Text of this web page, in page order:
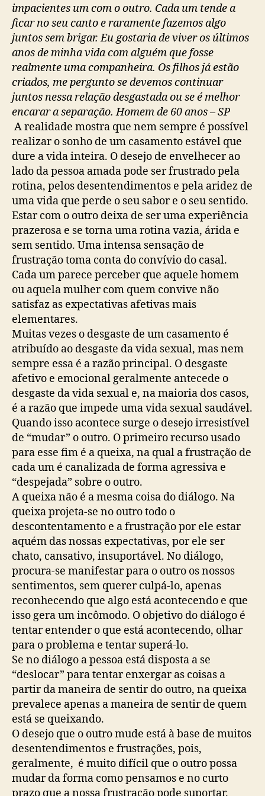
impacientes um com o outro. Cada um tende a
ficar no seu canto e raramente fazemos algo
juntos sem brigar. Eu gostaria de viver os últimos
anos de minha vida com alguém que fosse
realmente uma companheira. Os filhos já estão
criados, me pergunto se devemos continuar
juntos nessa relação desgastada ou se é melhor
encarar a separação. Homem de 60 anos – SP
A realidade mostra que nem sempre é possível
realizar o sonho de um casamento estável que
dure a vida inteira. O desejo de envelhecer ao
lado da pessoa amada pode ser frustrado pela
rotina, pelos desentendimentos e pela aridez de
uma vida que perde o seu sabor e o seu sentido.
Estar com o outro deixa de ser uma experiência
prazerosa e se torna uma rotina vazia, árida e
sem sentido. Uma intensa sensação de
frustração toma conta do convívio do casal.
Cada um parece perceber que aquele homem
ou aquela mulher com quem convive não
satisfaz as expectativas afetivas mais
elementares.
Muitas vezes o desgaste de um casamento é
atribuído ao desgaste da vida sexual, mas nem
sempre essa é a razão principal. O desgaste
afetivo e emocional geralmente antecede o
desgaste da vida sexual e, na maioria dos casos,
é a razão que impede uma vida sexual saudável.
Quando isso acontece surge o desejo irresistível
de “mudar” o outro. O primeiro recurso usado
para esse fim é a queixa, na qual a frustração de
cada um é canalizada de forma agressiva e
“despejada” sobre o outro.
A queixa não é a mesma coisa do diálogo. Na
queixa projeta-se no outro todo o
descontentamento e a frustração por ele estar
aquém das nossas expectativas, por ele ser
chato, cansativo, insuportável. No diálogo,
procura-se manifestar para o outro os nossos
sentimentos, sem querer culpá-lo, apenas
reconhecendo que algo está acontecendo e que
isso gera um incômodo. O objetivo do diálogo é
tentar entender o que está acontecendo, olhar
para o problema e tentar superá-lo.
Se no diálogo a pessoa está disposta a se
“deslocar” para tentar enxergar as coisas a
partir da maneira de sentir do outro, na queixa
prevalece apenas a maneira de sentir de quem
está se queixando.
O desejo que o outro mude está à base de muitos
desentendimentos e frustrações, pois,
geralmente, é muito difícil que o outro possa
mudar da forma como pensamos e no curto
prazo que a nossa frustração pode suportar.